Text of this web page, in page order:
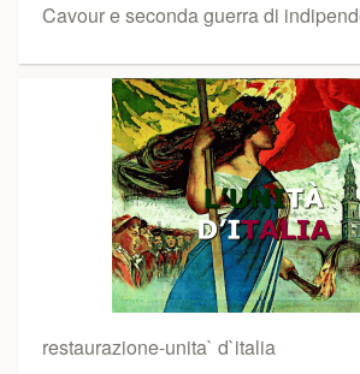
Cavour e seconda guerra di
restaurazione-unita` d`italia